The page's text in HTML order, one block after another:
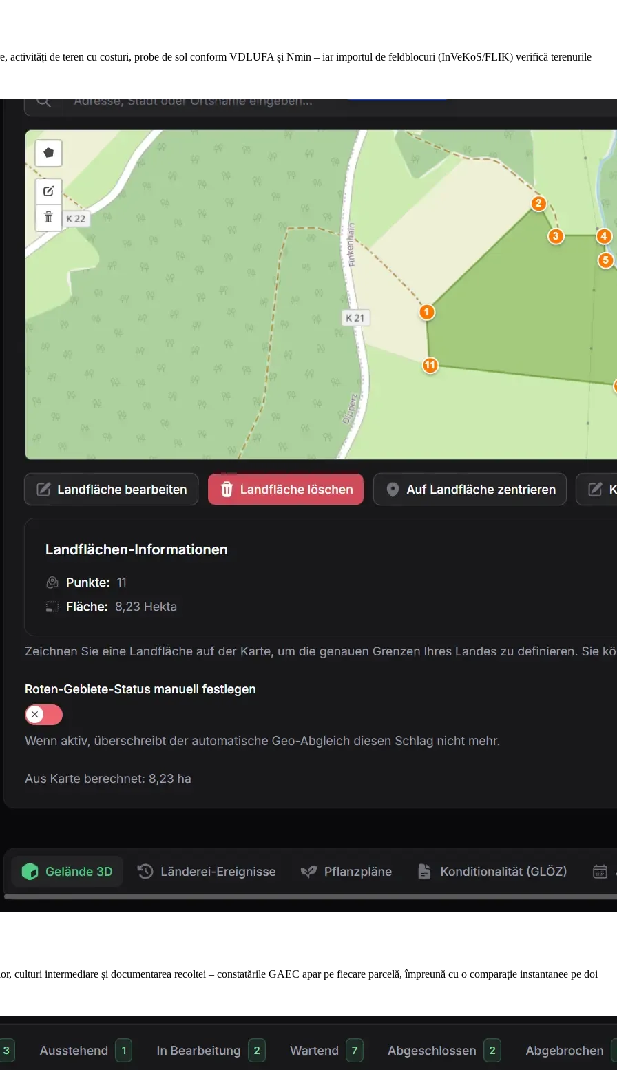
activități de teren cu costuri, probe de sol conform VDLUFA și Nmin – iar importul de feldblocuri (InVeKoS/FLIK) verifică terenurile
culturi intermediare și documentarea recoltei – constatările GAEC apar pe fiecare parcelă, împreună cu o comparație instantanee pe doi